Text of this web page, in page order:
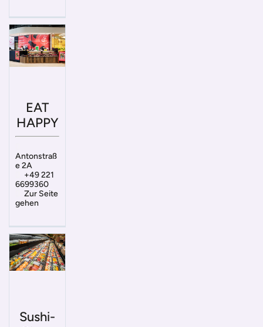
EAT
HAPPY
Antonstraß
e 2A
+49 221
6699360
Zur Seite
gehen
Sushi-